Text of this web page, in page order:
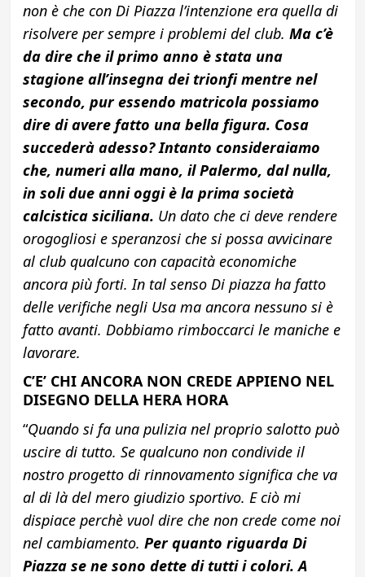
non è che con Di Piazza l’intenzione era quella di
risolvere per sempre i problemi del club. Ma c’è
da dire che il primo anno è stata una
stagione all’insegna dei trionfi mentre nel
secondo, pur essendo matricola possiamo
dire di avere fatto una bella figura. Cosa
succederà adesso? Intanto consideraiamo
che, numeri alla mano, il Palermo, dal nulla,
in soli due anni oggi è la prima società
calcistica siciliana. Un dato che ci deve rendere
orogogliosi e speranzosi che si possa avvicinare
al club qualcuno con capacità economiche
ancora più forti. In tal senso Di piazza ha fatto
delle verifiche negli Usa ma ancora nessuno si è
fatto avanti. Dobbiamo rimboccarci le maniche e
lavorare.
C’E’ CHI ANCORA NON CREDE APPIENO NEL
DISEGNO DELLA HERA HORA
“Quando si fa una pulizia nel proprio salotto può
uscire di tutto. Se qualcuno non condivide il
nostro progetto di rinnovamento significa che va
al di là del mero giudizio sportivo. E ciò mi
dispiace perchè vuol dire che non crede come noi
nel cambiamento. Per quanto riguarda Di
Piazza se ne sono dette di tutti i colori. A